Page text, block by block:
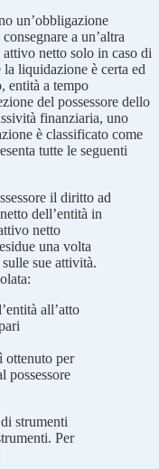
un’obbligazione
a un’altra
netto solo in caso di
liquidazione è certa ed
entità a tempo
del possessore dello
finanziaria, uno
è classificato come
tutte le seguenti
il diritto ad
dell’entità in
netto
una volta
sue attività.
all’atto
ottenuto per
possessore
strumenti
Per